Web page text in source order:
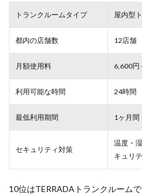
トランクルームタイプ 屋内型
都内の店舗数 12店舗
月額使用料 6,600円
利用可能な時間 24時間
最低利用期間 1ヶ月間
セキュリティ対策
温度・
キュリ
10位はTERRADAトランクルームで